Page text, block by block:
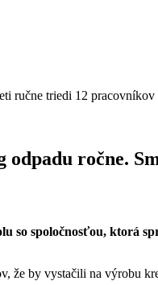
ročne.
so spoločnosťou, ktorá
že by vystačili na výrobu